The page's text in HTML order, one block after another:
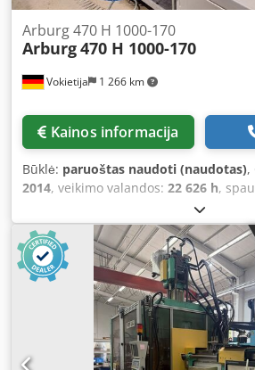
Vokietija 1 266 km
Arburg 470 H 1000-170
Arburg470 H 1000-170
Kainos informacija
Būklė: paruoštas naudoti (naudotas),
2014, veikimo valandos: 22 626 h,
, 2014 m.
liejimo mašina. Šios „Arburg 470 H
jėga siekia 100 tonų, o sraigto
turi atrankos įrenginį ir vienos plokštės
tarpas yra 470 x 470 mm. Jei ieškote
liejimo galimybių, apsvarstykite
parduodamą „Arburg 470 H 1000-170“
išsamesnės informacijos susisiekite su
Pasirinkimo įrenginys: taip • Viena